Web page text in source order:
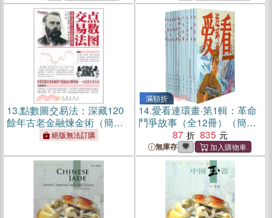
13.點數圖交易法：深藏120
餘年古老金融煉金術（簡體
絕版無法訂購
滿額折
14.愛看連環畫·第1輯：革命
鬥爭故事（全12冊）（簡體
87 835
無庫存